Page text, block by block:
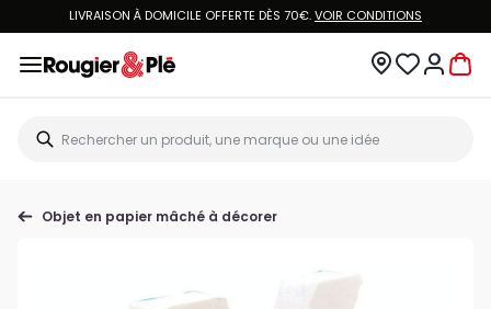
LIVRAISON À DOMICILE OFFERTE DÈS 70€.VOIR CONDITIONS
Objet en papier mâché à décorer